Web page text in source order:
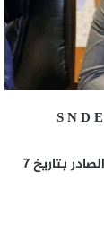
N D E
وجاءت التعيينات التي تمت بموجب القرار رقم: 104الصادر بتاريخ 7